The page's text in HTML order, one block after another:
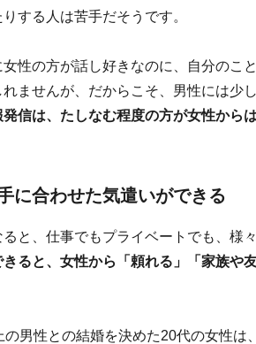
する人は苦手だそうです。
性の方が話し好きなのに、自分のこ
れませんが、だからこそ、男性には少
信は、たしなむ程度の方が女性から
に合わせた気遣いができる
ると、仕事でもプライベートでも、様
きると、女性から「頼れる」「家族や
の男性との結婚を決めた20代の女性